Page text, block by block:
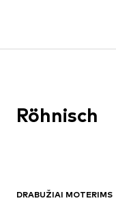
DRABUŽIAI MOTERIMS
Röhnisch